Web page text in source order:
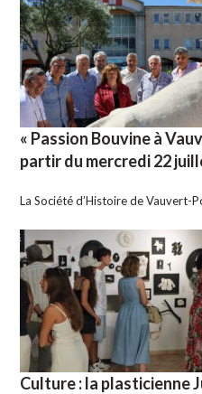
« Passion Bouvine à
partir du mercredi 22
La Société d’Histoire de Vauvert-
Culture : la plasticienne